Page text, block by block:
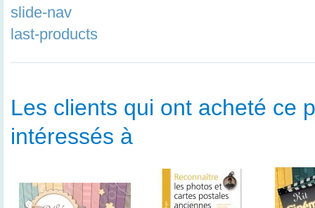
slide-nav
last-products
Les clients qui ont acheté ce
intéressés à